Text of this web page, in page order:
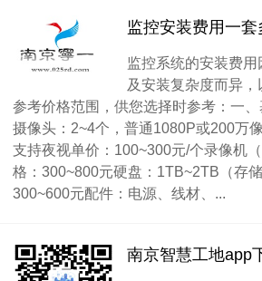
监控安装费用一套
监控系统的安装费
及安装复杂度而异
参考价格范围，供您选择时参考：一
摄像头：2~4个，普通1080P或200万
支持夜视单价：100~300元/个录像机
格：300~800元硬盘：1TB~2TB（存
300~600元配件：电源、线材、...
南京智慧工地app